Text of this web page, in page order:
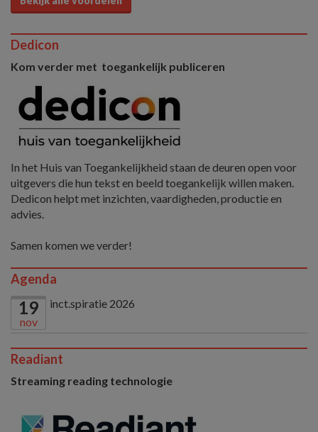
Dedicon
Kom verder met toegankelijk publiceren
In het Huis van Toegankelijkheid staan de deuren open voor
uitgevers die hun tekst en beeld toegankelijk willen maken.
Dedicon helpt met inzichten, vaardigheden, productie en
advies.
Samen komen we verder!
Agenda
19
nov
inct.spiratie 2026
Readiant
Streaming reading technologie